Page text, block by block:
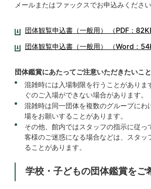
メールまたはファックスでお申込みください
団体観覧申込書（一般用） （PDF：
団体観覧申込書（一般用） （Word：
団体鑑賞にあたってご注意いただきたいこと
混雑時には入場制限を行うことがありま
ぐのご入場ができない場合があります。
混雑時は同一団体を複数のグループにわ
場をお願いすることがあります。
その他、館内ではスタッフの指示に従っ
客様のご迷惑になる場合などは、スタッ
ることがあります。
学校・子どもの団体鑑賞をご